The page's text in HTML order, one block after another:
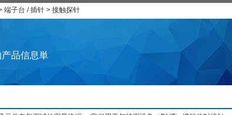
端子台 / 插针 > 接触探针
品信息単